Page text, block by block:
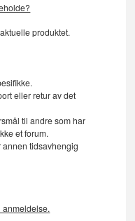
produktet.
eller retur av det
til andre som har
et forum.
tidsavhengig
anmeldelse.